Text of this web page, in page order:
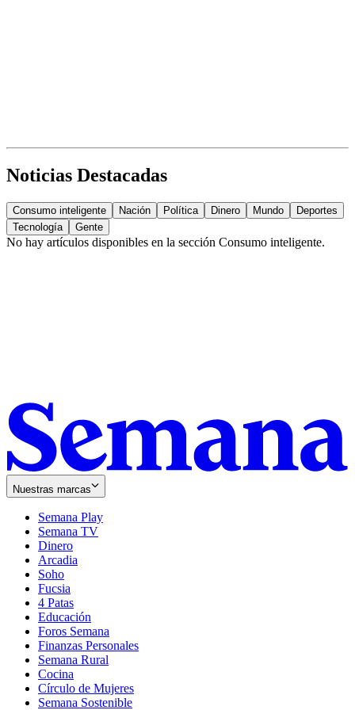
Noticias Destacadas
Consumo inteligente Nación Política Dinero Mundo
Deportes
Tecnología
Gente
No hay artículos disponibles en la sección Consumo inteligente.
Nuestras marcas
Semana Play
Semana TV
Dinero
Arcadia
Soho
in
new
window
Fucsia
in
new
window
4 Patas
Educación
Foros Semana
Finanzas Personales
Semana Rural
Cocina
Círculo de Mujeres
Semana Sostenible